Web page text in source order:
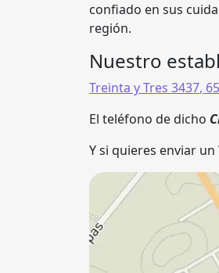
confiado en sus
región.
Nuestro
Treinta y Tres 3437,
El teléfono de dicho
Y si quieres enviar